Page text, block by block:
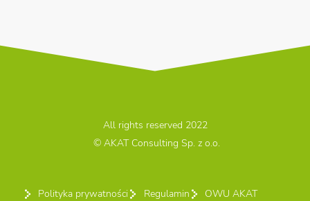
All rights reserved 2022
© AKAT Consulting Sp. z o.o.
Polityka prywatności Regulamin
OWU AKAT